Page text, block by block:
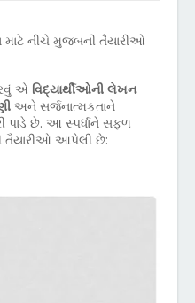
માટે નીચે મુજબની તૈયારીઓ
એ વિદ્યાર્થીઓની લેખન
અને સર્જનાત્મકતાને
પાડે છે. આ સ્પર્ધાને સફળ
તૈયારીઓ આપેલી છે: